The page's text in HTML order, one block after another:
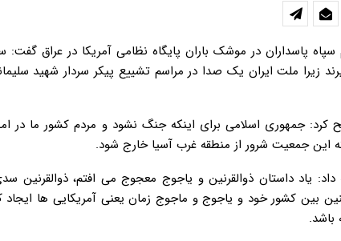
پاسداران در موشک باران پایگاه نظامی آمریکا در عراق گفت:
زیرا ملت ایران یک صدا در مراسم تشییع پیکر سردار شهید
جمهوری اسلامی برای اینکه جنگ نشود و مردم کشور ما در
که این جمعیت شرور از منطقه غرب آسیا خارج شود.
یاد داستان ذوالقرنین و یاجوج معجوج می افتم، ذوالقرنین
باشد.